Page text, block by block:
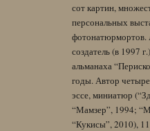
сот картин,
персональных
фотонатюрмортов.
создатель (в 1997
альманаха
годы. Автор
эссе, миниатюр
“Мамзер”, 1994;
“Кукисы”, 2010),